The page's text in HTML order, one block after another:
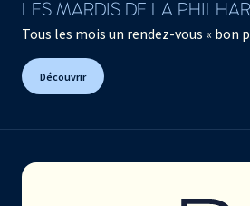
LES MARDIS DE LA
Tous les mois un rendez-vous « bon
Découvrir